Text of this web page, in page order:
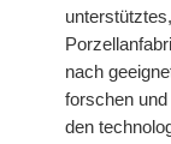
nach
forschen
den